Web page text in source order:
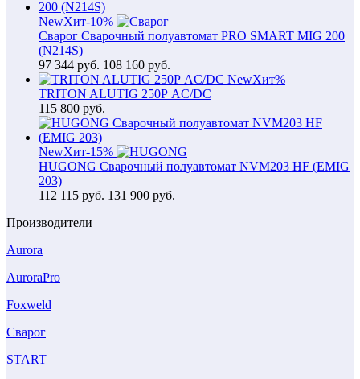
NewХит-10%
Сварог Сварочный полуавтомат PRO SMART MIG 200
(N214S)
97 344 руб. 108 160 руб.
NewХит%
TRITON ALUTIG 250Р AC/DC
115 800 руб.
NewХит-15%
HUGONG Сварочный полуавтомат NVM203 HF (EMIG
203)
112 115 руб. 131 900 руб.
Производители
Aurora
AuroraPro
Foxweld
Сварог
START